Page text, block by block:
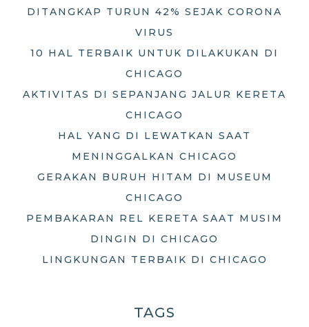
DITANGKAP TURUN 42% SEJAK CORONA
VIRUS
10 HAL TERBAIK UNTUK DILAKUKAN DI
CHICAGO
AKTIVITAS DI SEPANJANG JALUR KERETA
CHICAGO
HAL YANG DI LEWATKAN SAAT
MENINGGALKAN CHICAGO
GERAKAN BURUH HITAM DI MUSEUM
CHICAGO
PEMBAKARAN REL KERETA SAAT MUSIM
DINGIN DI CHICAGO
LINGKUNGAN TERBAIK DI CHICAGO
TAGS